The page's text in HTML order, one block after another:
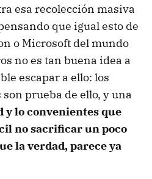
esa recolección masiva
que igual esto de
o Microsoft del mundo
no es tan buena idea a
escapar a ello: los
prueba de ello, y una
y lo convenientes que
no sacrificar un poco
la verdad, parece ya